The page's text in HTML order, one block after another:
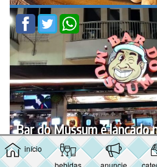
início
bebidas
anuncie
Bar do Mussum é lançado
⇑